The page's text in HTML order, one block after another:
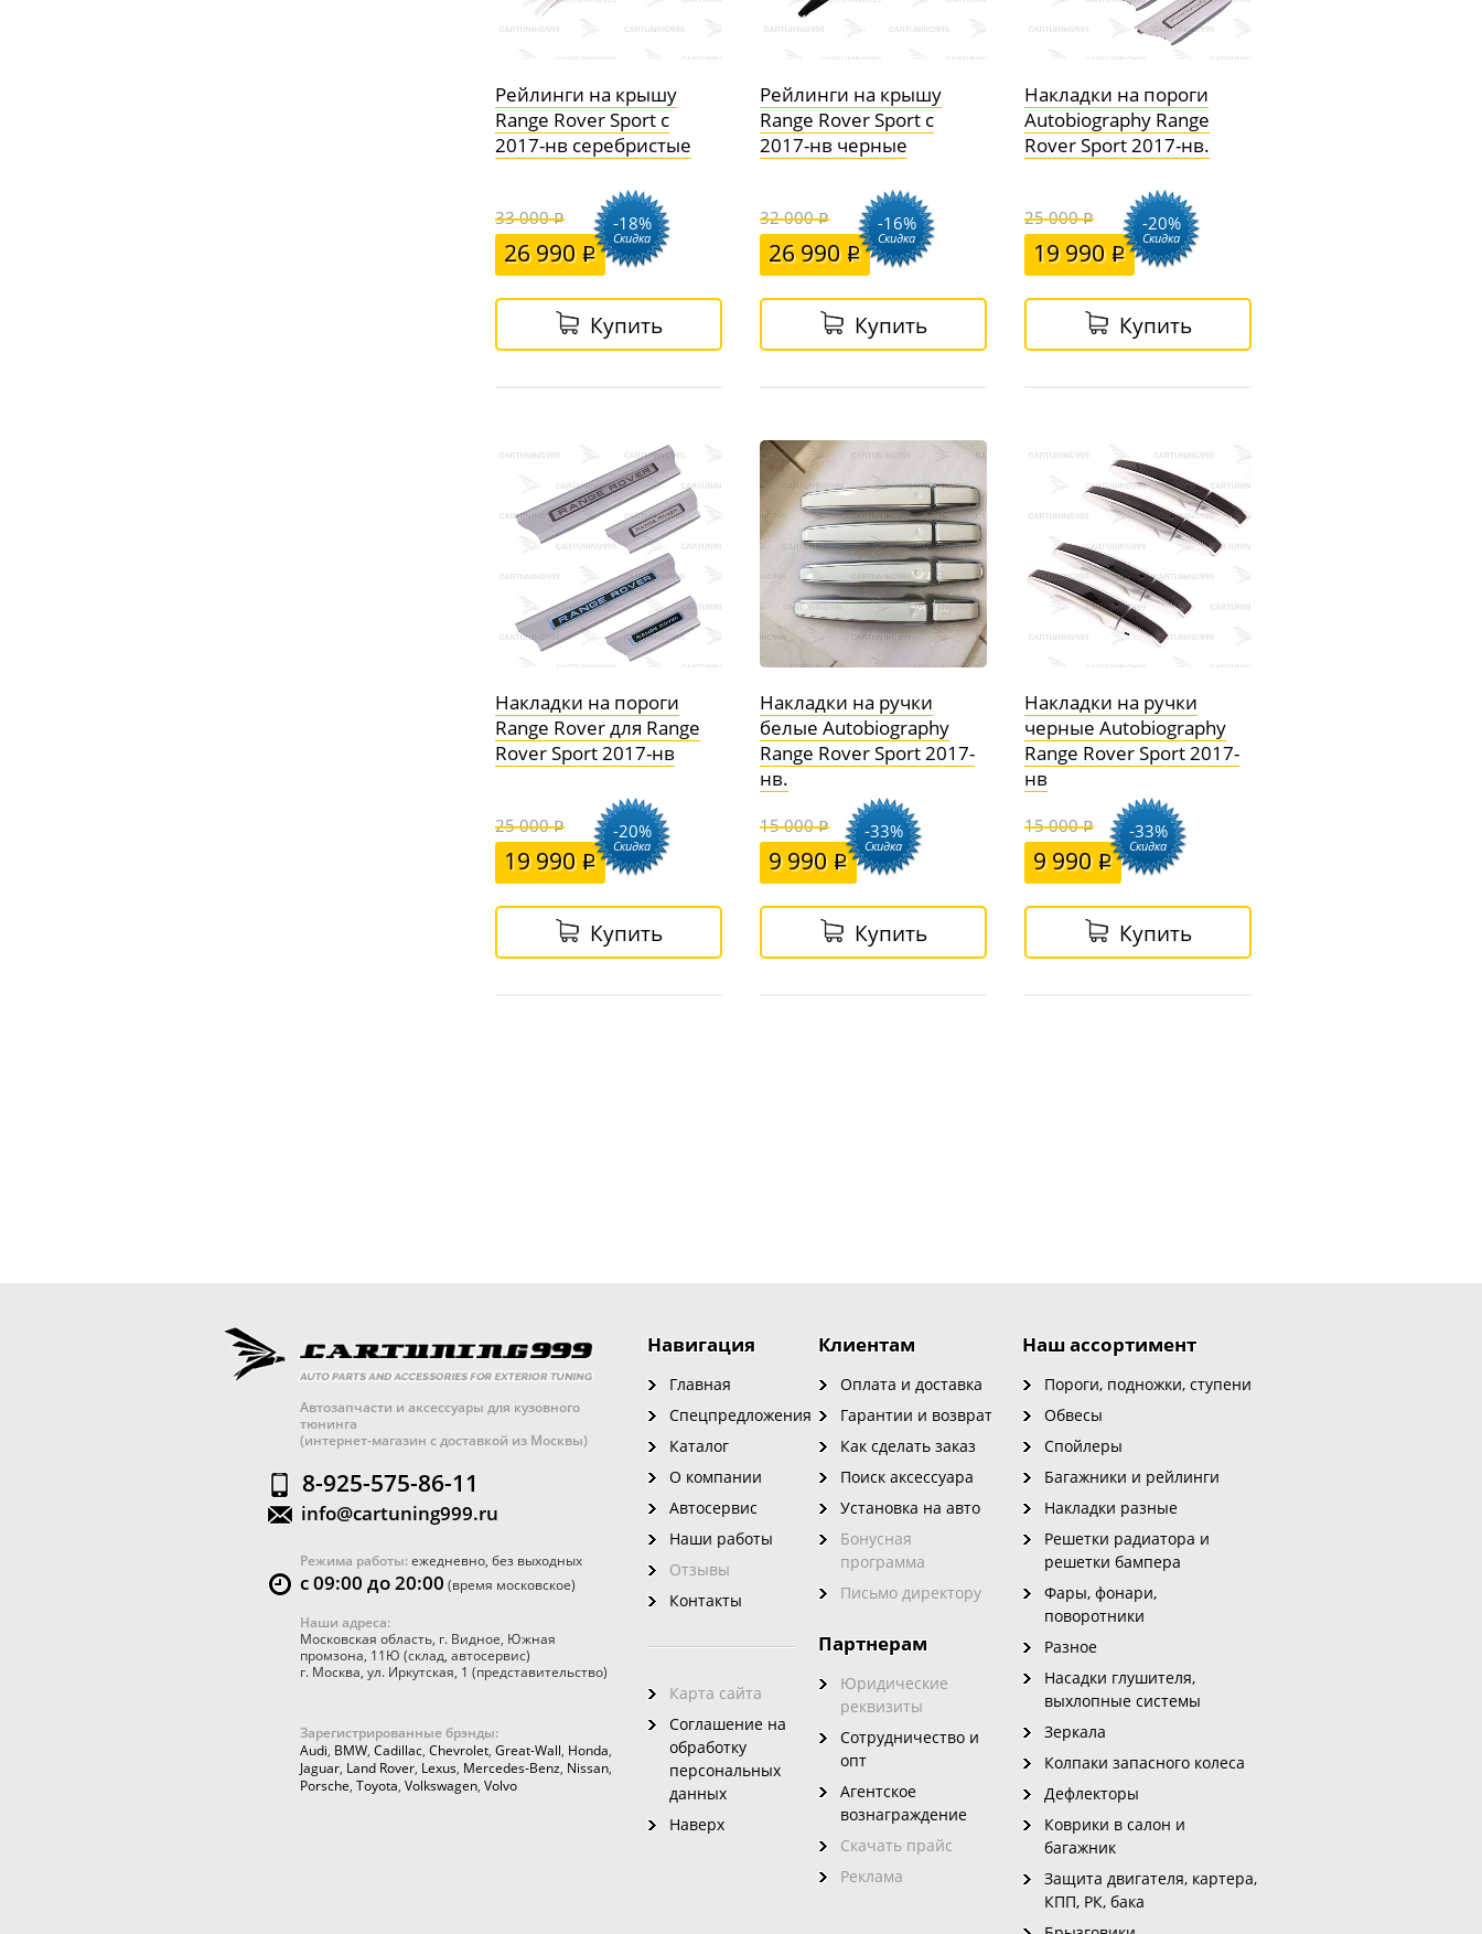
Рейлинги на крышу
Range Rover Sport c
2017-нв серебристые
33 000
26 990
-18%
Скидка
Купить
Рейлинги на крышу
Range Rover Sport c
2017-нв черные
32 000
26 990
-16%
Скидка
Купить
Накладки на пороги
Autobiography Range
Rover Sport 2017-нв.
25 000
19 990
-20%
Скидка
Купить
Накладки на пороги
Range Rover для Range
Rover Sport 2017-нв
25 000
19 990
-20%
Скидка
Купить
Накладки на ручки
белые Autobiography
Range Rover Sport 2017-
нв.
15 000
9 990
-33%
Скидка
Купить
Накладки на ручки
черные Autobiography
Range Rover Sport 2017-
нв
15 000
9 990
-33%
Скидка
Купить
Автозапчасти и аксессуары для кузовного
тюнинга
(интернет-магазин с доставкой из Москвы)
8-925-575-86-11
info@cartuning999.ru
Режима работы:ежедневно, без выходных
с 09:00 до 20:00 (время московское)
Наши адреса:
Московская область, г. Видное, Южная
промзона, 11Ю (склад, автосервис)
г. Москва, ул. Иркутская, 1 (представительство)
Зарегистрированные брэнды:
Audi, BMW, Cadillac, Chevrolet, Great-Wall, Honda,
Jaguar, Land Rover, Lexus, Mercedes-Benz, Nissan,
Porsche, Toyota, Volkswagen, Volvo
Наш ассортимент
Пороги, подножки, ступени
Обвесы
Спойлеры
Багажники и рейлинги
Накладки разные
Решетки радиатора и
решетки бампера
Фары, фонари,
поворотники
Разное
Насадки глушителя,
выхлопные системы
Зеркала
Колпаки запасного колеса
Дефлекторы
Коврики в салон и
багажник
Защита двигателя, картера,
КПП, РК, бака
Навигация
Главная
Спецпредложения
Каталог
О компании
Автосервис
Наши работы
Отзывы
Контакты
Карта сайта
Соглашение на
обработку
персональных
данных
Наверх
Клиентам
Оплата и доставка
Гарантии и возврат
Как сделать заказ
Поиск аксессуара
Установка на авто
Бонусная
программа
Письмо директору
Партнерам
Юридические
реквизиты
Сотрудничество и
опт
Агентское
вознаграждение
Скачать прайс
Реклама